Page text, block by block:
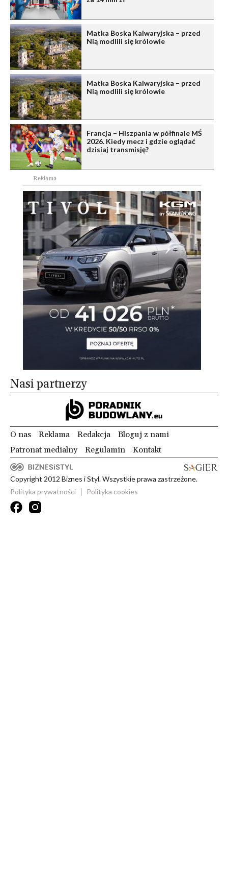
Matka Boska Kalwaryjska – przed
Nią modlili się królowie
Matka Boska Kalwaryjska – przed
Nią modlili się królowie
Francja – Hiszpania w półfinale MŚ
2026. Kiedy mecz i gdzie oglądać
dzisiaj transmisję?
Reklama
Nasi partnerzy
O nas Reklama Redakcja
Bloguj z nami
Patronat medialny
Regulamin Kontakt
Copyright 2012 Biznes i Styl. Wszystkie prawa zastrzeżone.
Polityka prywatności
Polityka cookies